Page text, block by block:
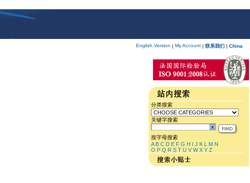
English Version | My Account | 联系我们 | China
分类搜索
关键字搜索
按字母搜索
A B C D E F G H I J K L M N
O P Q R S T U V W X Y Z